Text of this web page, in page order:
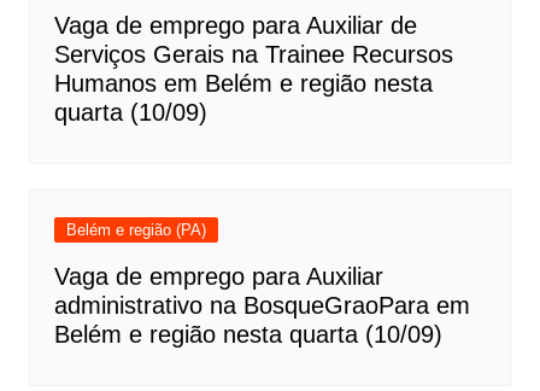
Vaga de emprego para Auxiliar de
Serviços Gerais na Trainee Recursos
Humanos em Belém e região nesta
quarta (10/09)
Belém e região (PA)
Vaga de emprego para Auxiliar
administrativo na BosqueGraoPara em
Belém e região nesta quarta (10/09)